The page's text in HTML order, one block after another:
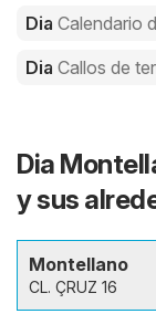
Dia Calendario
Dia Callos de
Dia
y sus
Montellano
CL. ÇRUZ 16